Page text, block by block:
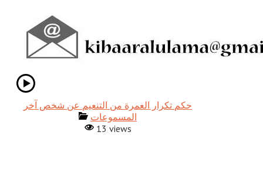
حكم تكرار العمرة من التنعيم عن شخص آخر
المسموعات
13 views